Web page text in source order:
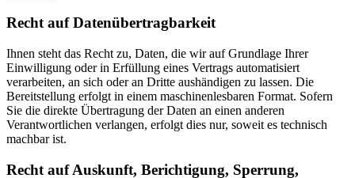
Recht auf Datenübertragbarkeit
Ihnen steht das Recht zu, Daten, die wir auf Grundlage Ihrer
Einwilligung oder in Erfüllung eines Vertrags automatisiert
verarbeiten, an sich oder an Dritte aushändigen zu lassen. Die
Bereitstellung erfolgt in einem maschinenlesbaren Format. Sofern
Sie die direkte Übertragung der Daten an einen anderen
Verantwortlichen verlangen, erfolgt dies nur, soweit es technisch
machbar ist.
Recht auf Auskunft, Berichtigung, Sperrung,